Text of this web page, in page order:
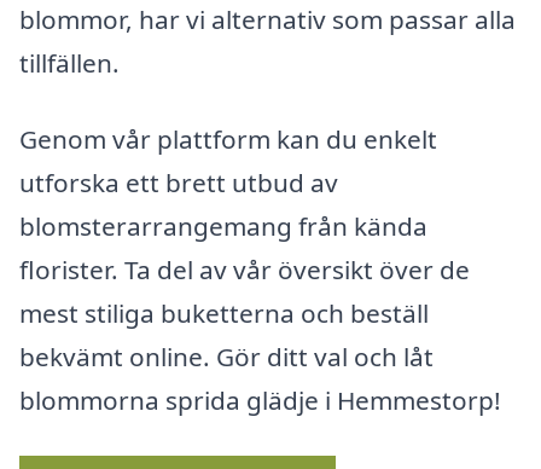
blommor, har vi alternativ som passar alla
tillfällen.
Genom vår plattform kan du enkelt
utforska ett brett utbud av
blomsterarrangemang från kända
florister. Ta del av vår översikt över de
mest stiliga buketterna och beställ
bekvämt online. Gör ditt val och låt
blommorna sprida glädje i Hemmestorp!